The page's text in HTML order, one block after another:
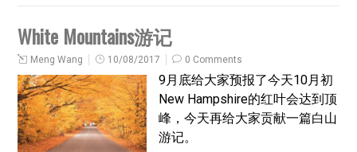
White Mountains游记
Meng Wang 10/08/2017 0 Comments
9月底给大家预报了今天10月初
New Hampshire的红叶会达到顶
峰，今天再给大家贡献一篇白山
游记。